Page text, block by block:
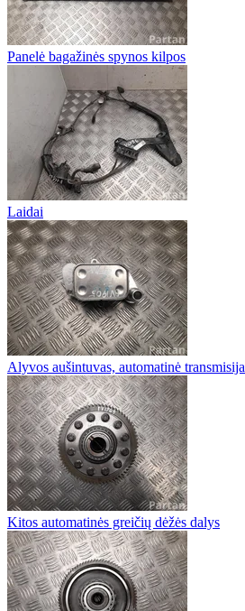
Panelė bagažinės spynos kilpos
Laidai
Alyvos aušintuvas, automatinė transmisija
Kitos automatinės greičių dėžės dalys